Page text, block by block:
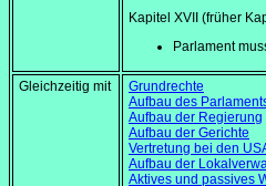
Kapitel XVII (früher
Parlament
Gleichzeitig mit
Grundrechte
Aufbau des
Aufbau der Regierung
Aufbau der Gerichte
Vertretung bei den
Aufbau der
Aktives und passives